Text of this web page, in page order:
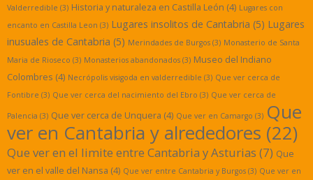
Valderredible (3) Historia y naturaleza en Castilla León (4) Lugares con
encanto en Castilla Leon (3) Lugares insolitos de Cantabria (5) Lugares
inusuales de Cantabria (5) Merindades de Burgos (3) Monasterio de Santa
Maria de Rioseco (3) Monasterios abandonados (3) Museo del Indiano
Colombres (4) Necrópolis visigoda en valderredible (3) Que ver cerca de
Fontibre (3) Que ver cerca del nacimiento del Ebro (3) Que ver cerca de
Palencia (3) Que ver cerca de Unquera (4) Que ver en Camargo (3) Que
ver en Cantabria y alrededores (22)
Que ver en el limite entre Cantabria y Asturias (7) Que
ver en el valle del Nansa (4) Que ver entre Cantabria y Burgos (3) Que ver en